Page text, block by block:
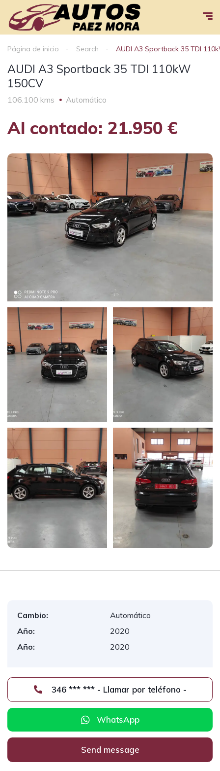
Página de inicio Search AUDI A3 Sportback 35 TDI
AUDI A3 Sportback 35 TDI 110kW
150CV
106.100 kms Automático
Al contado: 21.950 €
Cambio:
Automático
Año:
2020
Año:
2020
346 *** *** - Llamar por teléfono -
WhatsApp
Send message